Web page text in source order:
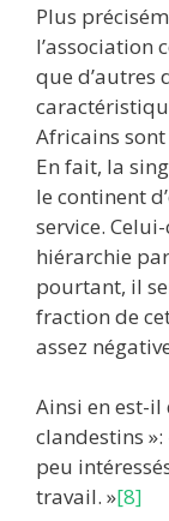
Plus
l’association
que d’autres
Africains
En fait, la
le continent
service.
hiérarchie
pourtant, il
fraction de
assez
Ainsi en est-il
clandestins
peu
travail. »[8]